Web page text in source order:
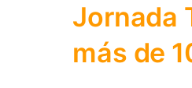
Jornada
más de